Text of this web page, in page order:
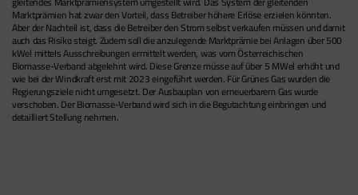
Marktprämien hat zwar den Vorteil, dass Betreiber höhere Erlöse erzielen könnten.
Aber der Nachteil ist, dass die Betreiber den Strom selbst verkaufen müssen und damit
auch das Risiko steigt. Zudem soll die anzulegende Marktprämie bei Anlagen über 500
kWel mittels Ausschreibungen ermittelt werden, was vom Österreichischen
Biomasse-Verband abgelehnt wird. Diese Grenze müsse auf über 5 MWel erhöht und
wie bei der Windkraft erst mit 2023 eingeführt werden. Für Grünes Gas wurden die
Regierungsziele nicht umgesetzt. Der Ausbauplan von erneuerbarem Gas wurde
verschoben. Der Biomasse-Verband wird sich in die Begutachtung einbringen und
detailliert Stellung nehmen.